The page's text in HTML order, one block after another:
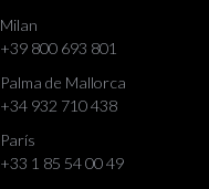
Milan
+39 800 693 801
Palma de Mallorca
+34 932 710 438
París
+33 1 85 54 00 49